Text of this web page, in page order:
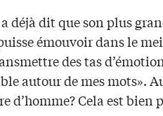
déjà dit que son plus
émouvoir dans le
des tas
autour de mes mots».
d’homme? Cela est bien